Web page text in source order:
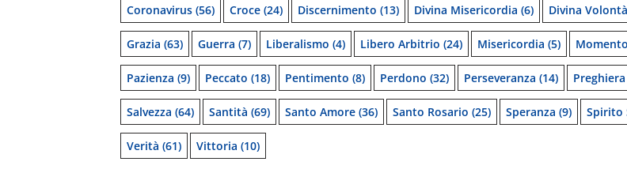
Coronavirus (56) Croce (24) Discernimento (13) Divina Misericordia (6) Divina Volontà
Grazia (63) Guerra (7) Liberalismo (4) Libero Arbitrio (24) Misericordia (5)
Pazienza (9) Peccato (18) Pentimento (8) Perdono (32) Perseveranza (14) Preghiera
Salvezza (64) Santità (69) Santo Amore (36) Santo Rosario (25) Speranza (9) Spirito
Verità (61) Vittoria (10)